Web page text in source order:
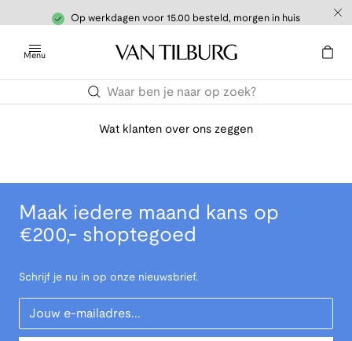
Op werkdagen voor 15.00 besteld, morgen in huis
Menu
Wat klanten over ons zeggen
Maak iedere maand kans op
€200,- shoptegoed
Schrijf je nu in op onze nieuwsbrief.
Your Email